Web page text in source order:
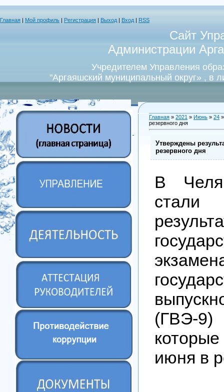
Главная Мой профиль Регистрация Выход Вход RSS
Сайт
Администрации
Учредителем Управления
"Аргаяшский муниципальный округ» , в
Главная » 2021 » Июнь » 24
резервного дня
Утверждены
резервного дня
В
(ГВЭ-
июня в